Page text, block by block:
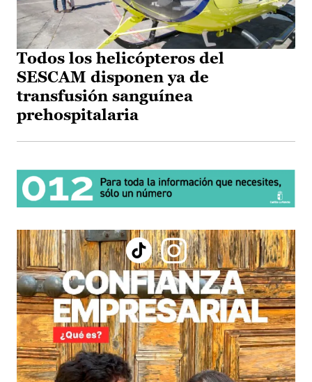
Todos los helicópteros del
SESCAM disponen ya de
transfusión sanguínea
prehospitalaria